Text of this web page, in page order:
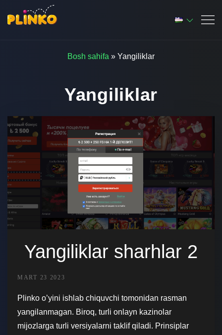
Bosh sahifa » Yangiliklar
Yangiliklar
Yangiliklar sharhlar 2
MART 23 2023
Plinko o’yini ishlab chiquvchi tomonidan rasman
yangilanmagan. Biroq, turli onlayn kazinolar
mijozlarga turli versiyalarni taklif qiladi. Prinsiplar